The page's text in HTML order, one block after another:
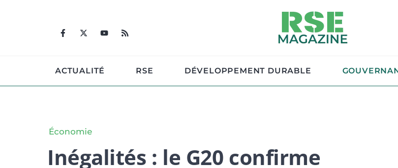
ACTUALITÉ RSE DÉVELOPPEMENT DURABLE
Économie
Inégalités : le G20 confirme